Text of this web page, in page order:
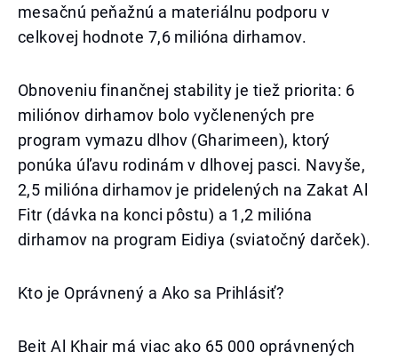
mesačnú peňažnú a materiálnu podporu v
celkovej hodnote 7,6 milióna dirhamov.
Obnoveniu finančnej stability je tiež priorita: 6
miliónov dirhamov bolo vyčlenených pre
program vymazu dlhov (Gharimeen), ktorý
ponúka úľavu rodinám v dlhovej pasci. Navyše,
2,5 milióna dirhamov je pridelených na Zakat Al
Fitr (dávka na konci pôstu) a 1,2 milióna
dirhamov na program Eidiya (sviatočný darček).
Kto je Oprávnený a Ako sa Prihlásiť?
Beit Al Khair má viac ako 65 000 oprávnených